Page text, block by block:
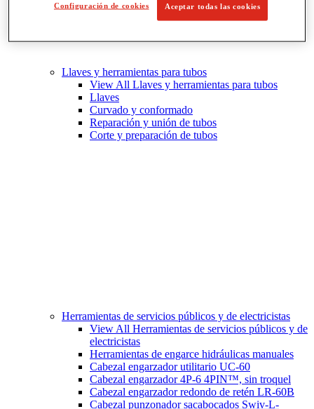
Llaves y herramientas para tubos
View All Llaves y herramientas para tubos
Llaves
Curvado y conformado
Reparación y unión de tubos
Corte y preparación de tubos
Herramientas de servicios públicos y de electricistas
View All Herramientas de servicios públicos y de
electricistas
Herramientas de engarce hidráulicas manuales
Cabezal engarzador utilitario UC-60
Cabezal engarzador 4P-6 4PIN™, sin troquel
Cabezal engarzador redondo de retén LR-60B
Cabezal punzonador sacabocados Swiv-L-
Configuración de cookies Aceptar todas las cookies